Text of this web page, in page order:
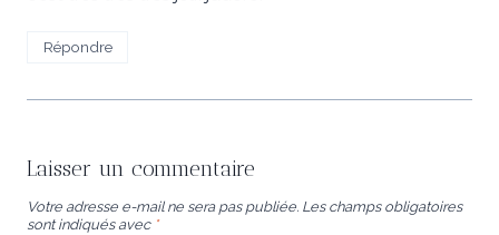
Répondre
Laisser un commentaire
Votre adresse e-mail ne sera pas publiée. Les champs obligatoires
sont indiqués avec *